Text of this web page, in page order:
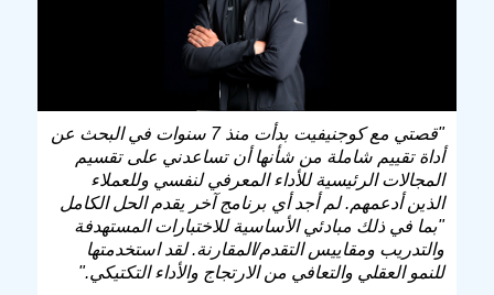
"قصتي مع كوجنيفيت بدأت منذ 7 سنوات في البحث عن
أداة تقييم شاملة من شأنها أن تساعدني على تقسيم
المجالات الرئيسية للأداء المعرفي لنفسي وللعملاء
الذين أدعمهم. لم أجد أي برنامج آخر يقدم الحل الكامل
"بما في ذلك مبادئي الأساسية للاختبارات المستهدفة
والتدريب ومقاييس التقدم/المقارنة. لقد استخدمتها
للنمو العقلي والتعافي من الارتجاج والأداء التكتيكي."